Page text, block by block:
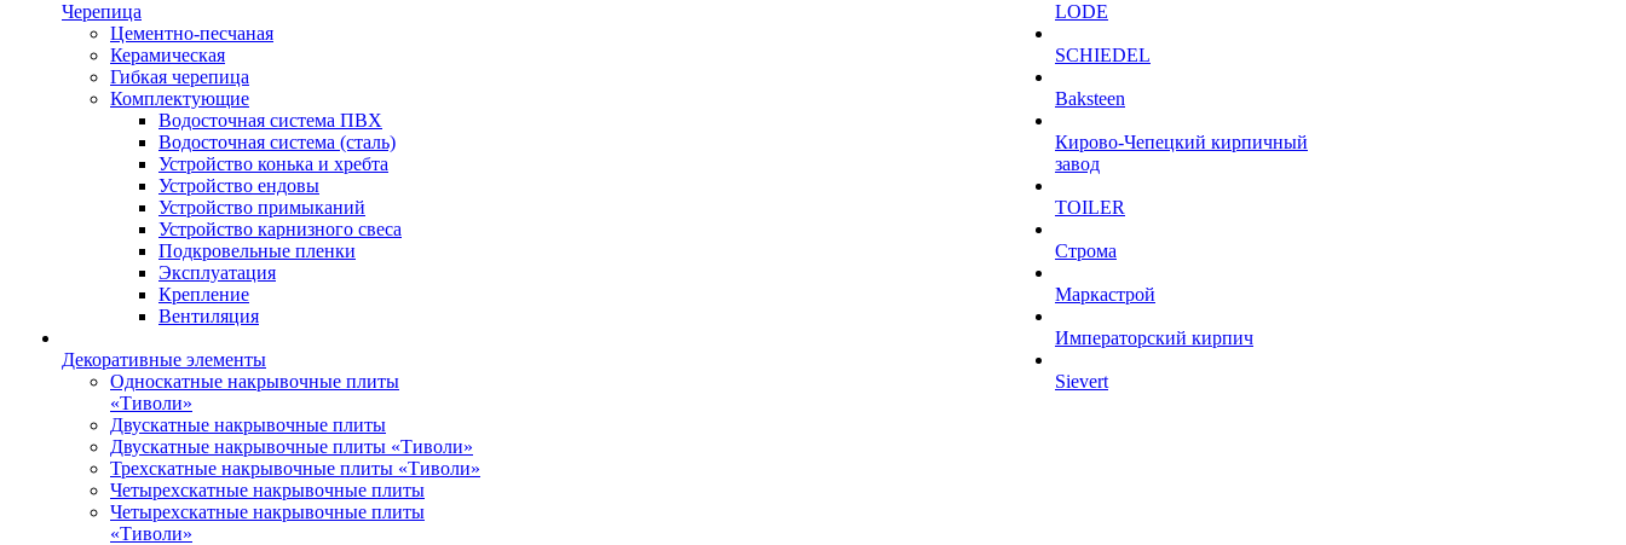
Черепица
Цементно-песчаная
Керамическая
Гибкая черепица
Комплектующие
Водосточная система ПВХ
Водосточная система (сталь)
Устройство конька и хребта
Устройство ендовы
Устройство примыканий
Устройство карнизного свеса
Подкровельные пленки
Эксплуатация
Крепление
Вентиляция
Декоративные элементы
Односкатные накрывочные плиты
«Тиволи»
Двускатные накрывочные плиты
Двускатные накрывочные плиты «Тиволи»
Трехскатные накрывочные плиты «Тиволи»
Четырехскатные накрывочные плиты
Четырехскатные накрывочные плиты
«Тиволи»
LODE
SCHIEDEL
Baksteen
Кирово-Чепецкий кирпичный
завод
TOILER
Строма
Маркастрой
Императорский кирпич
Sievert